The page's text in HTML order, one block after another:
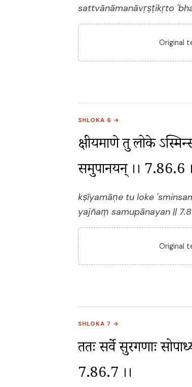
sattvānāmanāvṛṣṭikṛto
Original
SHLOKA 6 →
क्षीयमाणे तु लोके
समुपानयन् ।। 7.86.6
kṣīyamāṇe tu loke
yajñaṃ samupānayan ||
Original
SHLOKA 7 →
ततः सर्वे सुरगणाः
7.86.7 ।।